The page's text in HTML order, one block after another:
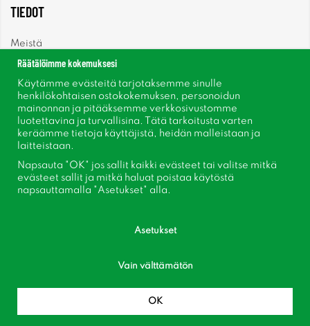
TIEDOT
Meistä
Uutiskirje
Tietoja evästeistä
Inspiraatiota
Seuraa meitä Facebook
Liity asiakaskerhoomme!
Räätälöimme kokemuksesi
Käytämme evästeitä tarjotaksemme sinulle
henkilökohtaisen ostokokemuksen, personoidun
mainonnan ja pitääksemme verkkosivustomme
luotettavina ja turvallisina. Tätä tarkoitusta varten
keräämme tietoja käyttäjistä, heidän malleistaan ​​ja
laitteistaan.
Napsauta "OK" jos sallit kaikki evästeet tai valitse mitkä
evästeet sallit ja mitkä haluat poistaa käytöstä
napsauttamalla "Asetukset" alla.
Asetukset
Vain välttämätön
OK